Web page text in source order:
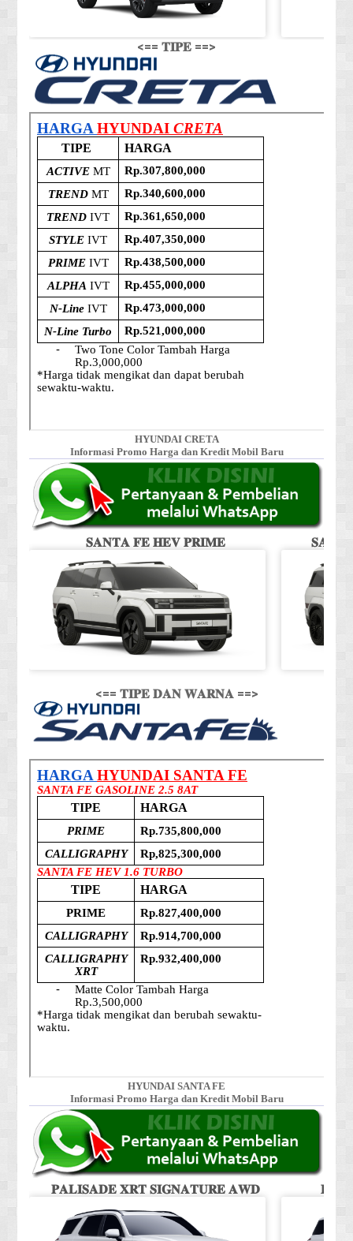
<== 𝐓𝐈𝐏𝐄 ==>
HYUNDAI CRETA
Informasi Promo Harga dan Kredit Mobil Baru
𝐒𝐀𝐍𝐓𝐀 𝐅𝐄 𝐇𝐄𝐕 𝐏𝐑𝐈𝐌𝐄
<== 𝐓𝐈𝐏𝐄 𝐃𝐀𝐍 𝐖𝐀𝐑𝐍𝐀 ==>
HYUNDAI SANTA FE
Informasi Promo Harga dan Kredit Mobil Baru
𝐏𝐀𝐋𝐈𝐒𝐀𝐃𝐄 𝐗𝐑𝐓 𝐒𝐈𝐆𝐍𝐀𝐓𝐔𝐑𝐄 𝐀𝐖𝐃